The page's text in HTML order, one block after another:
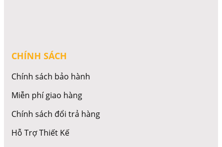
CHÍNH SÁCH
Chính sách bảo hành
Miễn phí giao hàng
Chính sách đổi trả hàng
Hỗ Trợ Thiết Kế